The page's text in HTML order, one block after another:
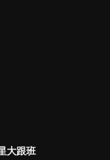
大跟班